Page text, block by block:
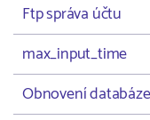
Ftp správa účtu
max_input_time
Obnovení databáze